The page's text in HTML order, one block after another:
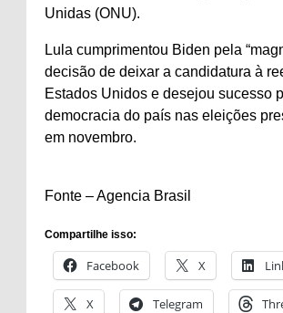
Unidas (ONU).
Lula cumprimentou Biden pela
decisão de deixar a candidatura à
Estados Unidos e desejou sucesso
democracia do país nas eleições
em novembro.
Fonte – Agencia Brasil
Compartilhe isso:
Facebook X
X Telegram